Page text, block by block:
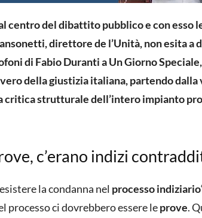
centro del dibattito pubblico e con esso
direttore de l’Unità, non esita a
di Fabio Duranti a Un Giorno
della giustizia italiana, partendo
critica strutturale dell’intero impianto
c’erano indizi
la condanna nel processo indiziario
processo ci dovrebbero essere leprove.